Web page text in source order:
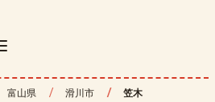
富山県 滑川市 笠木